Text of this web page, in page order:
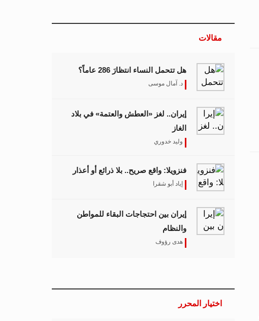
مقالات
هل تتحمل النساء انتظارَ 286 عاماً؟
د. آمال موسى
إيران.. لغز «العطش والعتمة» في بلاد
الغاز
وليد خدوري
فنزويلا: واقع صريح.. بلا ذرائع أو أعذار
إياد أبو شقرا
إيران بين احتجاجات البقاء للمواطن
والنظام
هدى رؤوف
اختيار المحرر